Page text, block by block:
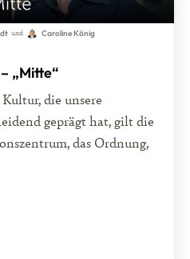
und
Caroline König
„Mitte“
die unsere
geprägt hat, gilt die
das Ordnung,